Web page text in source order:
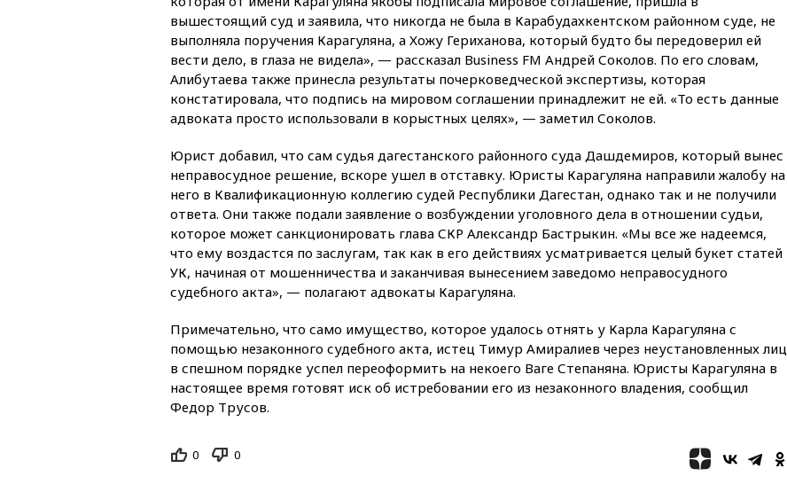
программу по открытию
партнерских хабов
13:53Сенаторы Аргентины
одобрили скандальный
законопроект о частной
вооружений США достигли
крайне низкого уровня
13:16«Родина» просит
Верховный суд снять «Яблоко»
с выборов
13:11 Путин обсудил с
президентом ОАЭ ситуацию в
13:09Суд обязал москвичку
выселить из квартиры
крокодила, лису и других
животных
вышестоящий суд и заявила, что никогда не была в Карабудахкентском районном суде, не
выполняла поручения Карагуляна, а Хожу Гериханова, который будто бы передоверил ей
вести дело, в глаза не видела», — рассказал Business FM Андрей Соколов. По его словам,
Алибутаева также принесла результаты почерковедческой экспертизы, которая
констатировала, что подпись на мировом соглашении принадлежит не ей. «То есть данные
адвоката просто использовали в корыстных целях», — заметил Соколов.
Юрист добавил, что сам судья дагестанского районного суда Дашдемиров, который вынес
неправосудное решение, вскоре ушел в отставку. Юристы Карагуляна направили жалобу на
него в Квалификационную коллегию судей Республики Дагестан, однако так и не получили
ответа. Они также подали заявление о возбуждении уголовного дела в отношении судьи,
которое может санкционировать глава СКР Александр Бастрыкин. «Мы все же надеемся,
что ему воздастся по заслугам, так как в его действиях усматривается целый букет статей
УК, начиная от мошенничества и заканчивая вынесением заведомо неправосудного
судебного акта», — полагают адвокаты Карагуляна.
Примечательно, что само имущество, которое удалось отнять у Карла Карагуляна с
помощью незаконного судебного акта, истец Тимур Амиралиев через неустановленных лиц
в спешном порядке успел переоформить на некоего Ваге Степаняна. Юристы Карагуляна в
настоящее время готовят иск об истребовании его из незаконного владения, сообщил
Федор Трусов.
0 0